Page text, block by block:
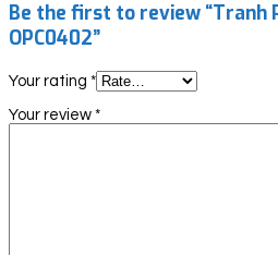
Be the first to review “Tranh
OPC0402”
Your rating *
Your review *